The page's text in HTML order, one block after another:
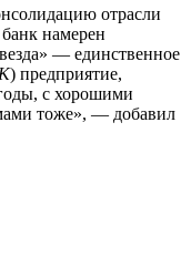
отрасли
намерен
— единственное
) предприятие,
с хорошими
тоже», — добавил